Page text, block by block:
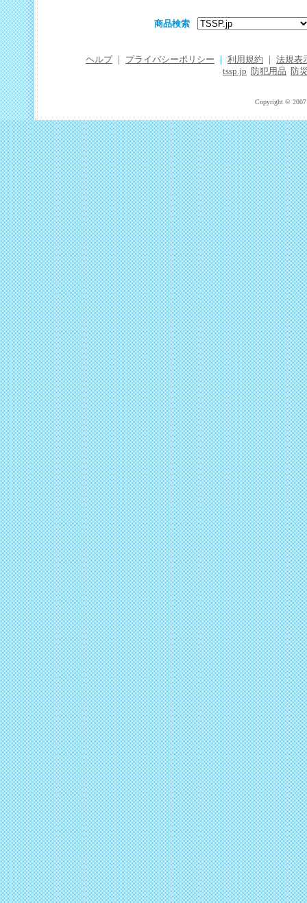
商品検索
ヘルプ プライバシーポリシー 利用規約
法規表
tssp.jp
防犯用品 防
Copyright © 2007